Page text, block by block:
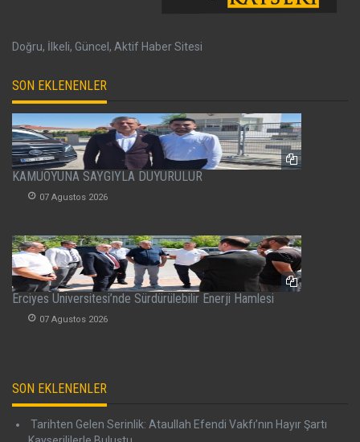
Doğru, İlkeli, Güncel, Aktif Haber Sitesi
SON EKLENENLER
KAMUOYUNA SAYGIYLA DUYURULUR
07 Agustos 2026
Erciyes Üniversitesi’nde Sürdürülebilir Enerji Hamlesi
07 Agustos 2026
SON EKLENENLER
Tarihten Gelen Serinlik: Ataullah Efendi Vakfı’nın Hayır Şartı